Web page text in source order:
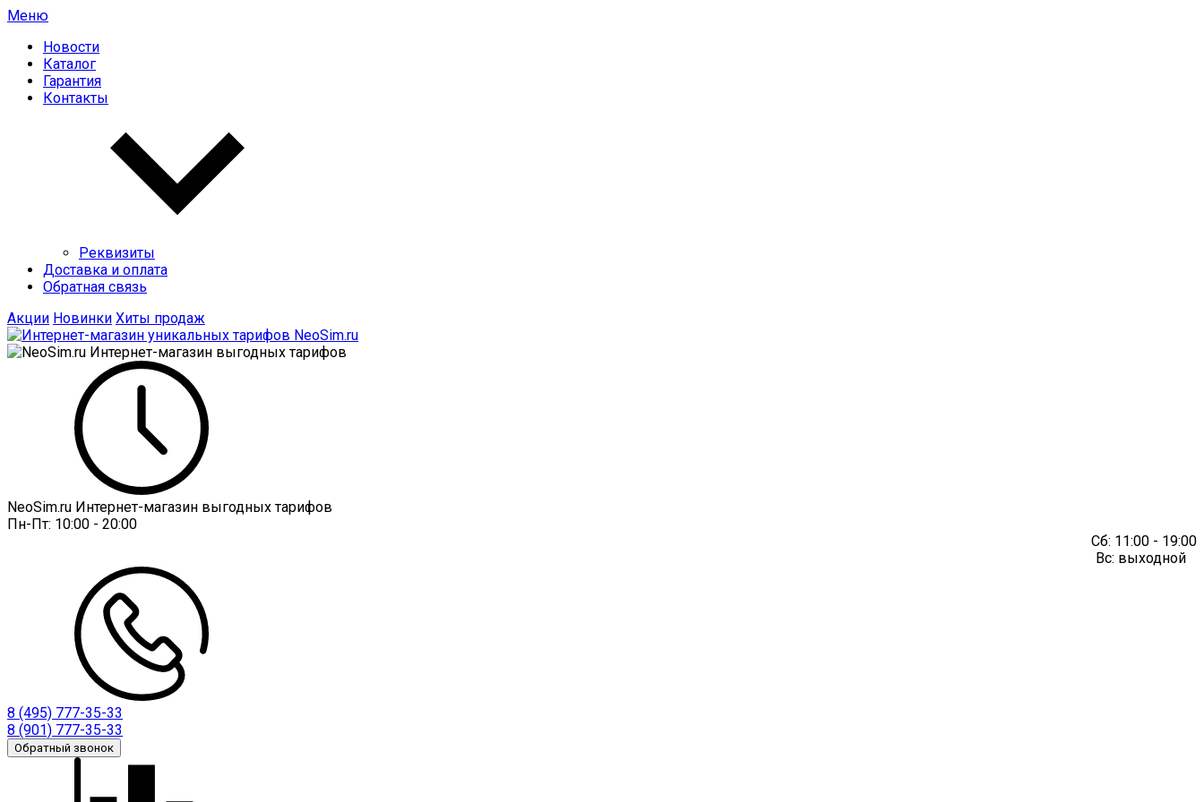
Меню
Новости
Каталог
Гарантия
Контакты
Реквизиты
Доставка и оплата
Обратная связь
Акции Новинки Хиты продаж
NeoSim.ru Интернет-магазин выгодных тарифов
Пн-Пт: 10:00 - 20:00
Сб: 11:00 - 19:00
Вс: выходной
8 (495) 777-35-33
8 (901) 777-35-33
Обратный звонок